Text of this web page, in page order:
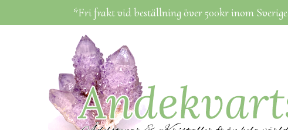
*Fri frakt vid beställning över 500kr inom Sverige